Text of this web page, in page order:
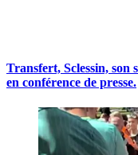
Transfert, Sclessin, son
en conférence de presse.